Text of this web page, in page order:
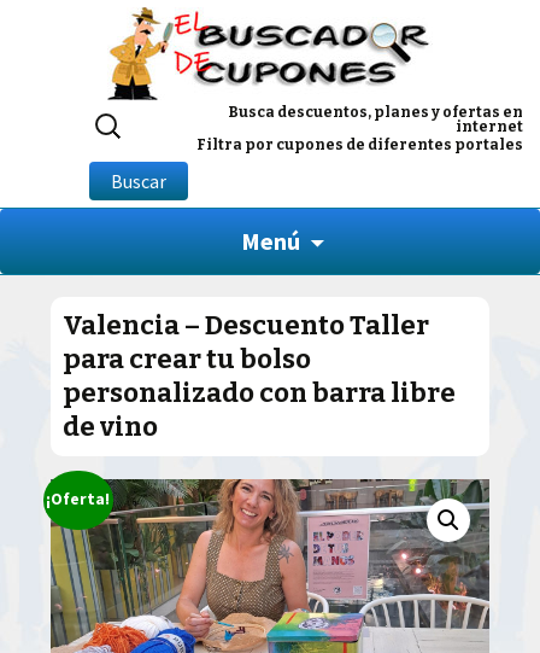
Busca descuentos, planes y ofertas en
internet
Filtra por cupones de diferentes portales
Buscar
por:
Buscar
Menú
Valencia – Descuento Taller
para crear tu bolso
personalizado con barra libre
de vino
¡Oferta!